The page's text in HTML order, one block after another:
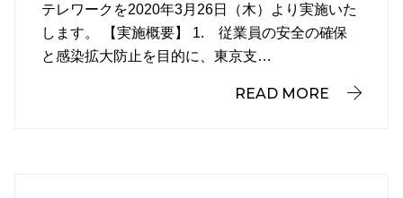
テレワークを2020年3月26日（木）より実施いた
します。 【実施概要】 1. 従業員の安全の確保
と感染拡大防止を目的に、東京支…
READ MORE